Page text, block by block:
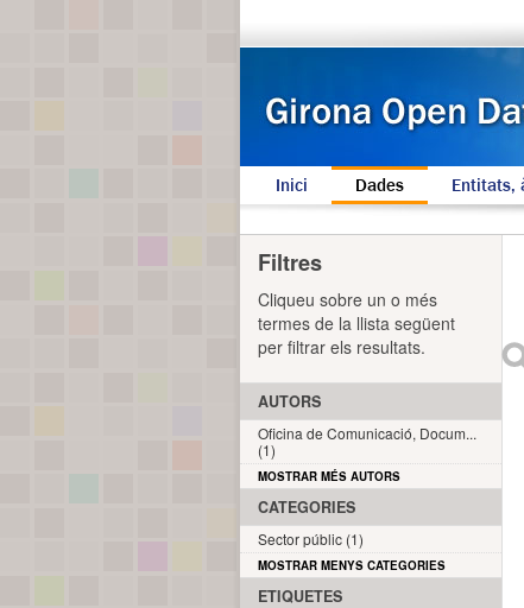
Inici Dades Entitats,
Filtres
Cliqueu sobre un o més
termes de la llista següent
per filtrar els resultats.
AUTORS
Oficina de Comunicació, Docum...
(1)
MOSTRAR MÉS AUTORS
CATEGORIES
Sector públic (1)
MOSTRAR MENYS CATEGORIES
ETIQUETES